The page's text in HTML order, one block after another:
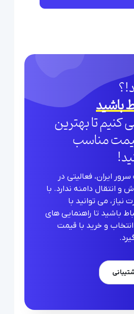
باشید
کنیم تا بهترین
قیمت مناسب
ایران، فعالیتی در
و انتقال دامنه ندارد. با
می توانید با
باشید تا راهنمایی های
و خرید با قیمت